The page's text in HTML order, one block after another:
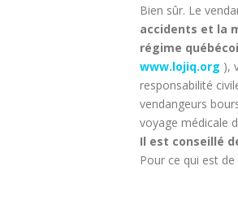
Bien sûr. Le
accidents et la
régime
www.lojiq.org ),
responsabilité
vendangeurs
voyage médicale
Il est conseillé
Pour ce qui est